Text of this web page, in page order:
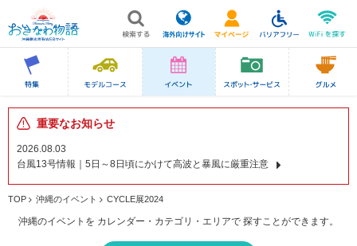
重要なお知らせ
2026.08.03
台風13号情報｜5日～8日頃にかけて高波と暴風に厳重注意
TOP 沖縄のイベント CYCLE展2024
沖縄のイベントを カレンダー・カテゴリ・エリアで 探すことができます。